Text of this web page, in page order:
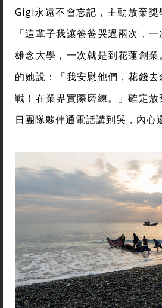
Gigi永遠不會忘記，主動放棄獎
「這輩子我讓爸爸哭過兩次，
雄念大學，一次就是到花蓮創
的她說：「我安慰他們，花錢
戰！在業界實際磨練。」確定
日團隊夥伴通電話講到哭，內心